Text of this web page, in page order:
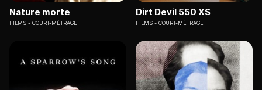
Nature morte
FILMS COURT-MÉTRAGE
Dirt Devil 550 XS
FILMS COURT-MÉTRAGE